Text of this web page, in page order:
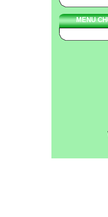
MENU